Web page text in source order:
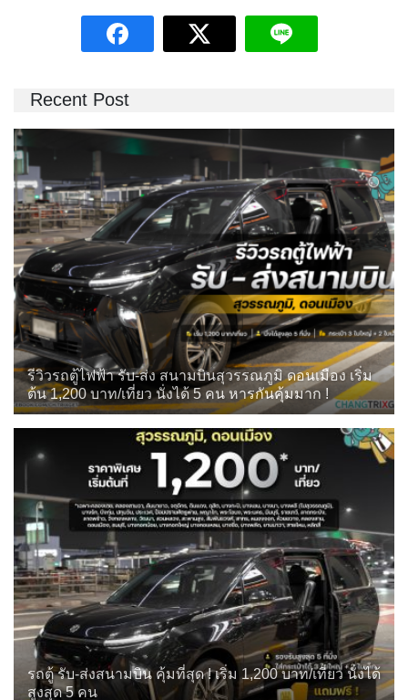
Recent Post
รีวิวรถตู้ไฟฟ้า รับ-ส่ง สนามบินสุวรรณภูมิ ดอนเมือง เริ่ม
ต้น 1,200 บาท/เที่ยว นั่งได้ 5 คน หารกันคุ้มมาก !
รถตู้ รับ-ส่งสนามบิน คุ้มที่สุด ! เริ่ม 1,200 บาท/เที่ยว นั่งได้
สูงสุด 5 คน